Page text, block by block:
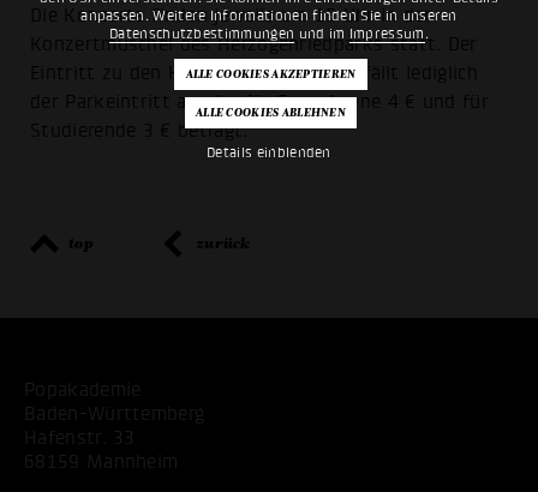
anpassen. Weitere Informationen finden Sie in unseren
Datenschutzbestimmungen und im Impressum .
Details einblenden
Die Konzerte finden jeweils um 15 Uhr in der
Konzertmuschel des Herzogenriedparks statt. Der
Eintritt zu den Konzerten ist frei; es fällt lediglich
der Parkeintritt an, der für Erwachsene 4 € und für
Studierende 3 € beträgt.
top zurück
Popakademie
Baden-Württemberg
Hafenstr. 33
68159 Mannheim